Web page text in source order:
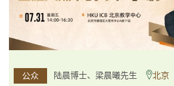
公众 杨文斌先生、邱良弼先生 广州
公众 陆晨博士、梁晨曦先生 北京